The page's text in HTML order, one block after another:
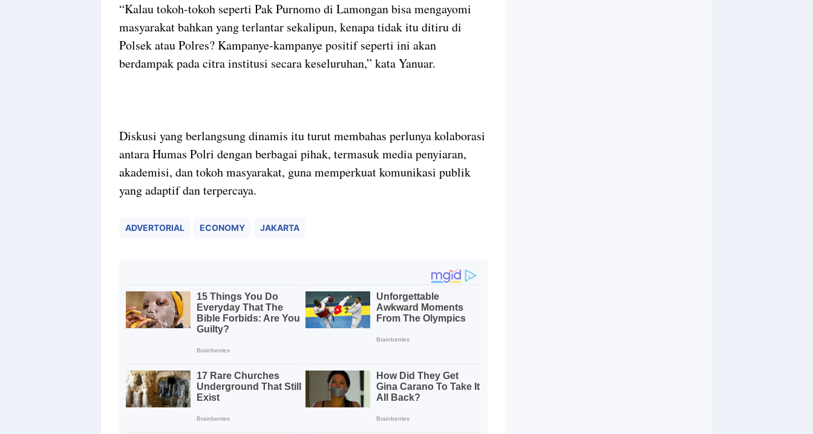
“Kalau tokoh-tokoh seperti Pak Purnomo di Lamongan bisa mengayomi
masyarakat bahkan yang terlantar sekalipun, kenapa tidak itu ditiru di
Polsek atau Polres? Kampanye-kampanye positif seperti ini akan
berdampak pada citra institusi secara keseluruhan,” kata Yanuar.
Diskusi yang berlangsung dinamis itu turut membahas perlunya kolaborasi
antara Humas Polri dengan berbagai pihak, termasuk media penyiaran,
akademisi, dan tokoh masyarakat, guna memperkuat komunikasi publik
yang adaptif dan terpercaya.
ADVERTORIAL ECONOMY JAKARTA